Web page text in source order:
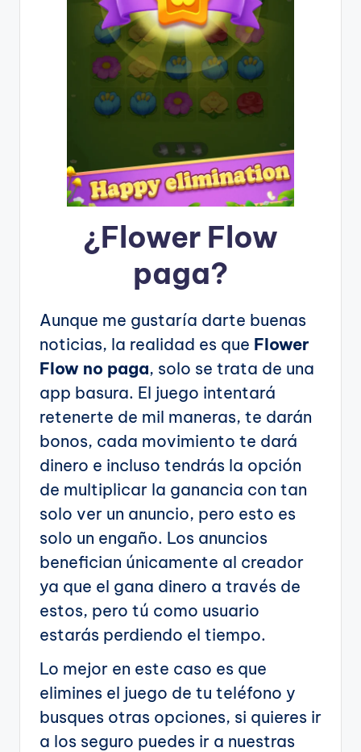
¿Flower Flow
paga?
Aunque me gustaría darte buenas
noticias, la realidad es que Flower
Flow no paga, solo se trata de una
app basura. El juego intentará
retenerte de mil maneras, te darán
bonos, cada movimiento te dará
dinero e incluso tendrás la opción
de multiplicar la ganancia con tan
solo ver un anuncio, pero esto es
solo un engaño. Los anuncios
benefician únicamente al creador
ya que el gana dinero a través de
estos, pero tú como usuario
estarás perdiendo el tiempo.
Lo mejor en este caso es que
elimines el juego de tu teléfono y
busques otras opciones, si quieres ir
a los seguro puedes ir a nuestras